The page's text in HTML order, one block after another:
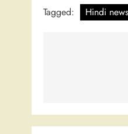
Tagged: Hindi news